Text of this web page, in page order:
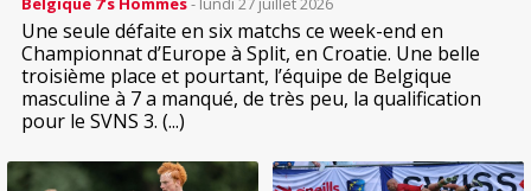
Une seule défaite en six matchs ce week-end en
Championnat d’Europe à Split, en Croatie. Une belle
troisième place et pourtant, l’équipe de Belgique
masculine à 7 a manqué, de très peu, la qualification
pour le SVNS 3. (...)